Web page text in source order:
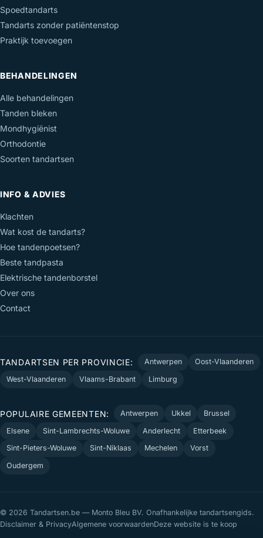
Spoedtandarts
Tandarts zonder patiëntenstop
Praktijk toevoegen
BEHANDELINGEN
Alle behandelingen
Tanden bleken
Mondhygiënist
Orthodontie
Soorten tandartsen
INFO & ADVIES
Klachten
Wat kost de tandarts?
Hoe tandenpoetsen?
Beste tandpasta
Elektrische tandenborstel
Over ons
Contact
TANDARTSEN PER PROVINCIE: Antwerpen
Oost-Vlaanderen
West-Vlaanderen
Vlaams-Brabant Limburg
POPULAIRE GEMEENTEN: Antwerpen Ukkel
Brussel
Elsene
Sint-Lambrechts-Woluwe Anderlecht
Etterbeek
Sint-Pieters-Woluwe
Sint-Niklaas Mechelen
Vorst
Oudergem
© 2026 Tandartsen.be — Monto Bleu BV. Onafhankelijke tandartsengids.
Disclaimer & PrivacyAlgemene voorwaardenDeze website is te koop